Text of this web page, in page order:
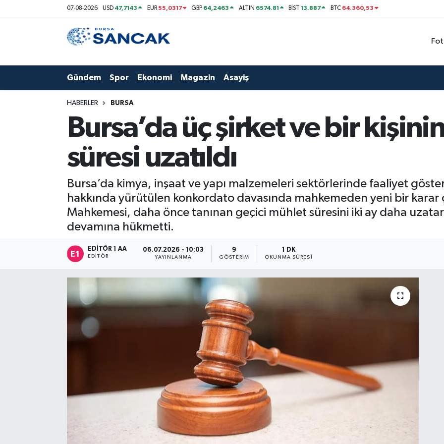
07-08-2026 USD 47,7143 EUR55,0317 GBP 64,2463 ALTIN 6574.81 BİST13.887 BTC 64.360,53
Gündem Spor Ekonomi Magazin Asayiş
HABERLER BURSA
Bursa’da üç şirket ve bir
süresi uzatıldı
Bursa’da kimya, inşaat ve yapı malzemeleri sektörlerinde faaliyet
hakkında yürütülen konkordato davasında mahkemeden yeni bir karar
Mahkemesi, daha önce tanınan geçici mühlet süresini iki ay daha
devamına hükmetti.
EDITÖR 1 AA
EDITÖR
06.07.2026 - 10:03
YAYINLANMA
9
GÖSTERIM
1 DK
OKUNMA SÜRESI
Hava Durumu
Son Dakika Haberleri
Haber Arşivi